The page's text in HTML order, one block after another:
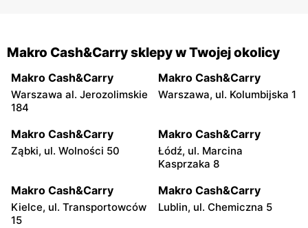
Makro Cash&Carry sklepy w Twojej okolicy
Makro Cash&Carry
Warszawa al. Jerozolimskie
184
Makro Cash&Carry
Warszawa, ul. Kolumbijska 1
Makro Cash&Carry
Ząbki, ul. Wolności 50
Makro Cash&Carry
Łódź, ul. Marcina
Kasprzaka 8
Makro Cash&Carry
Kielce, ul. Transportowców
15
Makro Cash&Carry
Lublin, ul. Chemiczna 5